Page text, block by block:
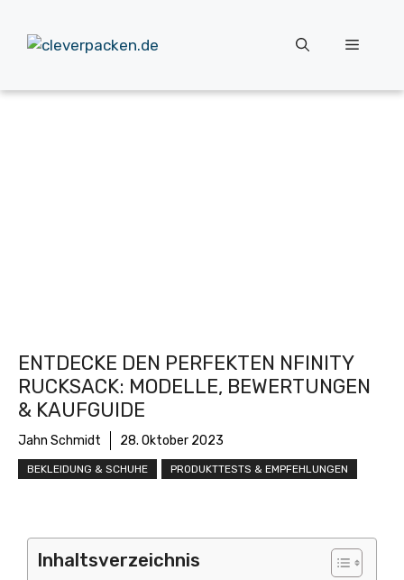
Inhalt
springen
Menü
ENTDECKE DEN PERFEKTEN NFINITY
RUCKSACK: MODELLE, BEWERTUNGEN
& KAUFGUIDE
Jahn Schmidt 28. Oktober 2023
BEKLEIDUNG & SCHUHE PRODUKTTESTS & EMPFEHLUNGEN
Inhaltsverzeichnis